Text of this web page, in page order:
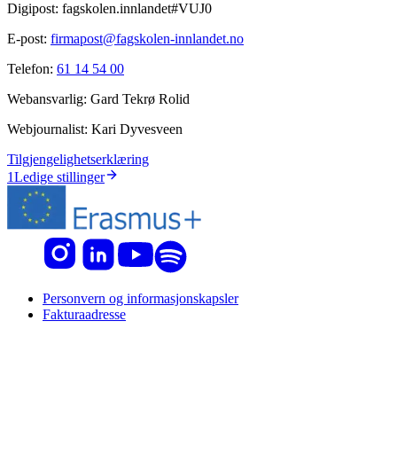
Digipost: fagskolen.innlandet#VUJ0
E-post: firmapost@fagskolen-innlandet.no
Telefon: 61 14 54 00
Webansvarlig: Gard Tekrø Rolid
Webjournalist: Kari Dyvesveen
Tilgjengelighetserklæring
1Ledige stillinger
Personvern og informasjonskapsler
Fakturaadresse